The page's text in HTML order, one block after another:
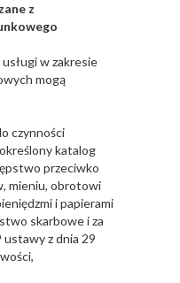
z
w zakresie
mogą
czynności
katalog
przeciwko
mieniu, obrotowi
i papierami
skarbowe i za
ustawy z dnia 29